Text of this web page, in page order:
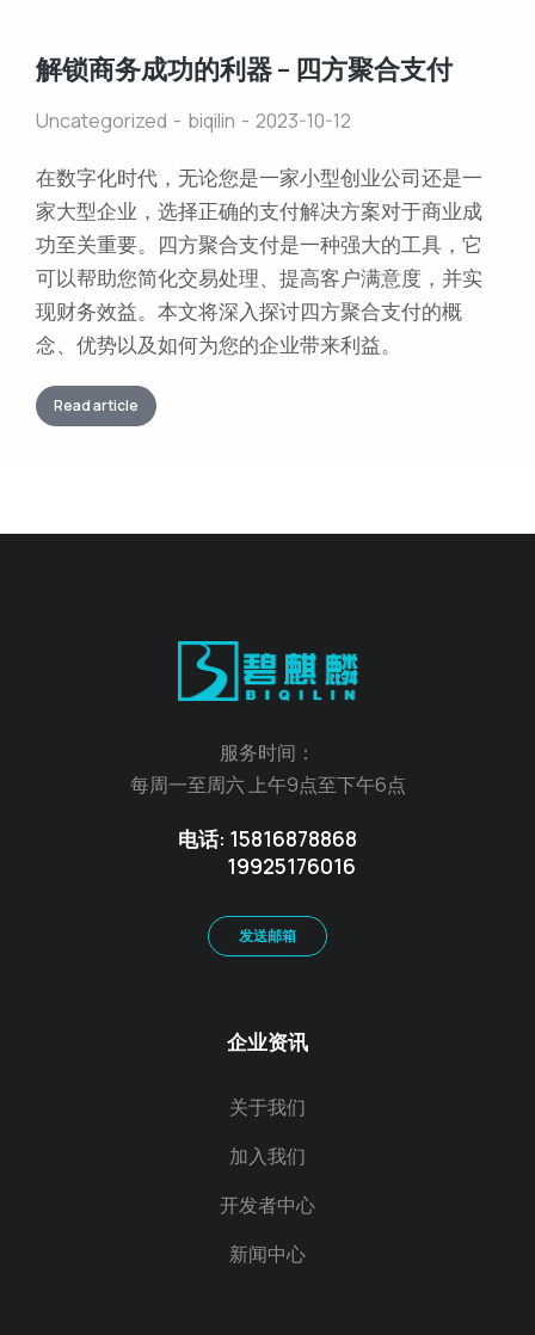
解锁商务成功的利器 – 四方聚合支付
Uncategorized biqilin 2023-10-12
在数字化时代，无论您是一家小型创业公司还是一
家大型企业，选择正确的支付解决方案对于商业成
功至关重要。四方聚合支付是一种强大的工具，它
可以帮助您简化交易处理、提高客户满意度，并实
现财务效益。本文将深入探讨四方聚合支付的概
念、优势以及如何为您的企业带来利益。
Read article
服务时间：
每周一至周六 上午9点至下午6点
电话: 15816878868
19925176016
发送邮箱
企业资讯
关于我们
加入我们
开发者中心
新闻中心